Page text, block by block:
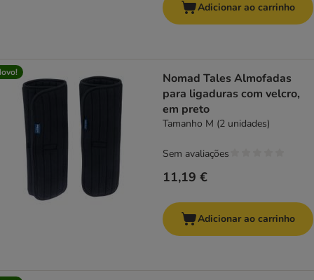
Adicionar ao carrinho
Nomad Tales Almofadas
para ligaduras com velcro,
em preto
Tamanho M (2 unidades)
11,19 €
Sem avaliações
Adicionar ao carrinho